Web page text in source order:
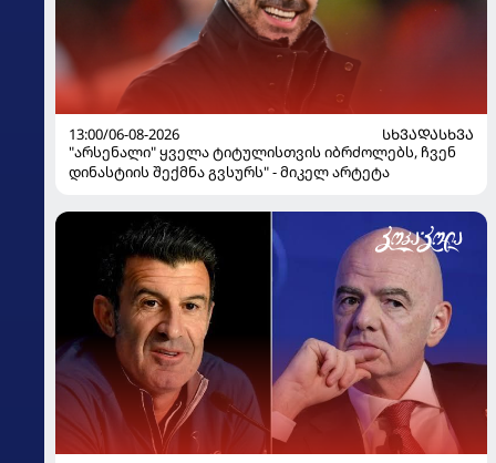
13:00/06-08-2026
ᲡᲮᲕᲐᲓᲐᲡᲮᲕᲐ
"არსენალი" ყველა ტიტულისთვის იბრძოლებს, ჩვენ
დინასტიის შექმნა გვსურს" - მიკელ არტეტა